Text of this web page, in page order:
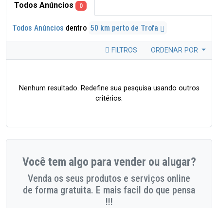
Todos Anúncios 0
Todos Anúncios dentro 50 km perto de Trofa
FILTROS ORDENAR POR
Nenhum resultado. Redefine sua pesquisa usando outros
critérios.
Você tem algo para vender ou alugar?
Venda os seus produtos e serviços online
de forma gratuita. E mais facil do que pensa
!!!